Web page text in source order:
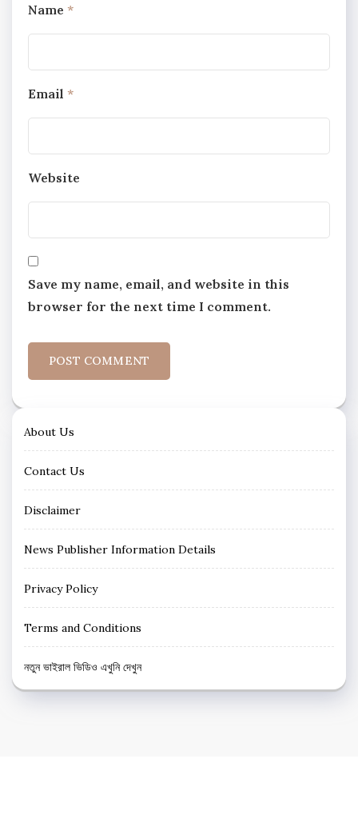
Name *
Email *
Website
Save my name, email, and website in this
browser for the next time I comment.
About Us
Contact Us
Disclaimer
News Publisher Information Details
Privacy Policy
Terms and Conditions
নতুন ভাইরাল ভিডিও এখুনি দেখুন